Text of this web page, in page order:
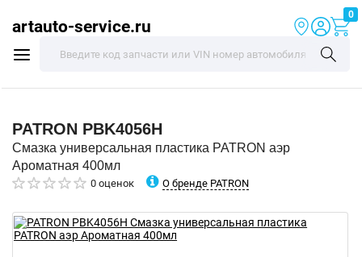
artauto-service.ru
0
PATRON PBK4056H
Смазка универсальная пластика PATRON аэр
Ароматная 400мл
0 оценок О бренде PATRON